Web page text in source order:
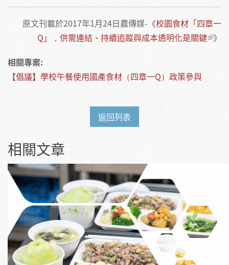
原文刊載於2017年1月24日農傳媒-《校園食材「四章一
Q」，供需連結、持續追蹤與成本透明化是關鍵 》
相關專案:
【倡議】學校午餐使用國產食材（四章一Q）政策參與
返回列表
相關文章